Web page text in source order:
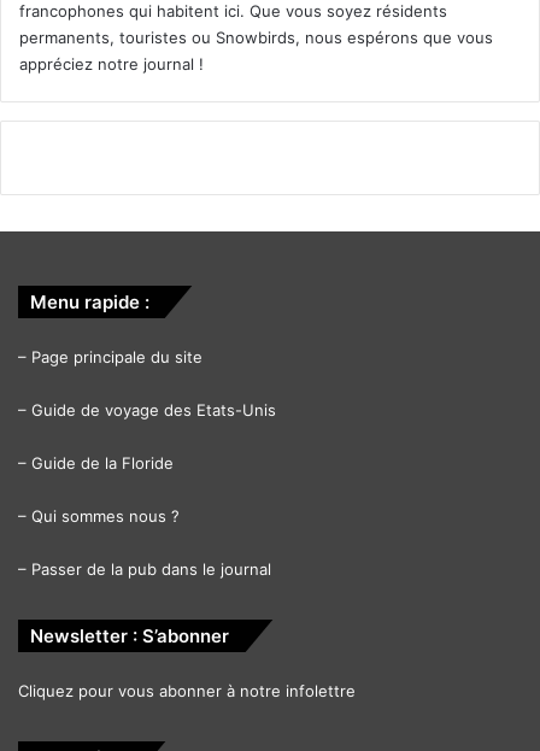
francophones qui habitent ici. Que vous soyez résidents
permanents, touristes ou Snowbirds, nous espérons que vous
appréciez notre journal !
Menu rapide :
– Page principale du site
– Guide de voyage des Etats-Unis
– Guide de la Floride
– Qui sommes nous ?
– Passer de la pub dans le journal
Newsletter : S’abonner
Cliquez pour vous abonner à notre infolettre